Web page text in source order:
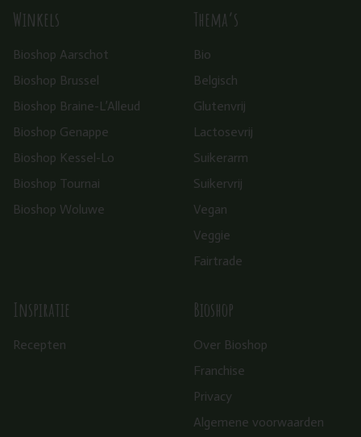
Winkels
Bioshop Aarschot
Bioshop Brussel
Bioshop Braine-L’Alleud
Bioshop Genappe
Bioshop Kessel-Lo
Bioshop Tournai
Bioshop Woluwe
Thema’s
Bio
Belgisch
Glutenvrij
Lactosevrij
Suikerarm
Suikervrij
Vegan
Veggie
Fairtrade
Inspiratie
Recepten
Bioshop
Over Bioshop
Franchise
Privacy
Algemene voorwaarden